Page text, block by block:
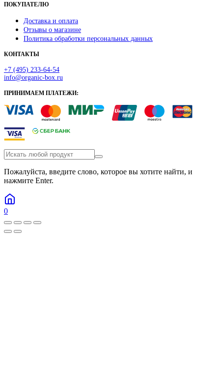
ПОКУПАТЕЛЮ
Доставка и оплата
Отзывы о магазине
Политика обработки персональных данных
КОНТАКТЫ
+7 (495) 233-64-54
info@organic-box.ru
ПРИНИМАЕМ ПЛАТЕЖИ:
Пожалуйста, введите слово, которое вы хотите найти, и
нажмите Enter.
0